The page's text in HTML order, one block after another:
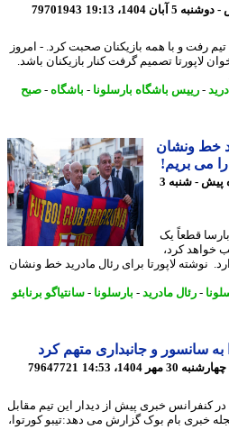
79701943
و با همه بازیکنان صحبت کرد. - ​امروز
تصمیم گرفت کنار بازیکنان باشد.
- رییس باشگاه بارسلونا-باشگاه-صبح
ونشان
بریم!
10 ماه پیش - شنبه 3
قطعاً یک
کرد،
لاپورتا برای رئال مادرید خط ونشان
-رئال مادرید- بارسلونا-سانتیاگو برنابئو
سانسور و جانبداری متهم کرد
79647721
کنفرانس خبری پیش از دیدار این تیم مقابل
بام بوک گزارش می دهد:تیبو کورتوا،